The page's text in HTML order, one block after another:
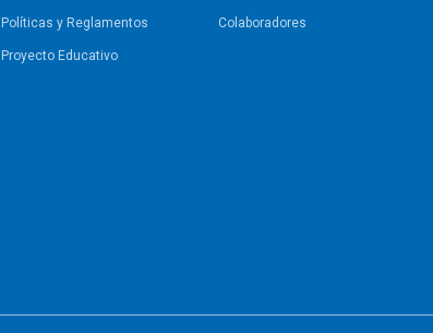
Políticas y Reglamentos​
Proyecto Educativo
Colaboradores